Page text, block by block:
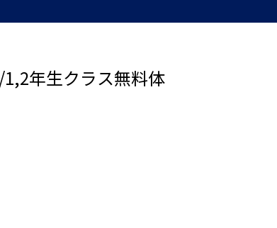
年生クラス無料体